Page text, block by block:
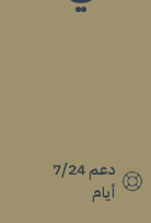
دعم 7/24
أيام